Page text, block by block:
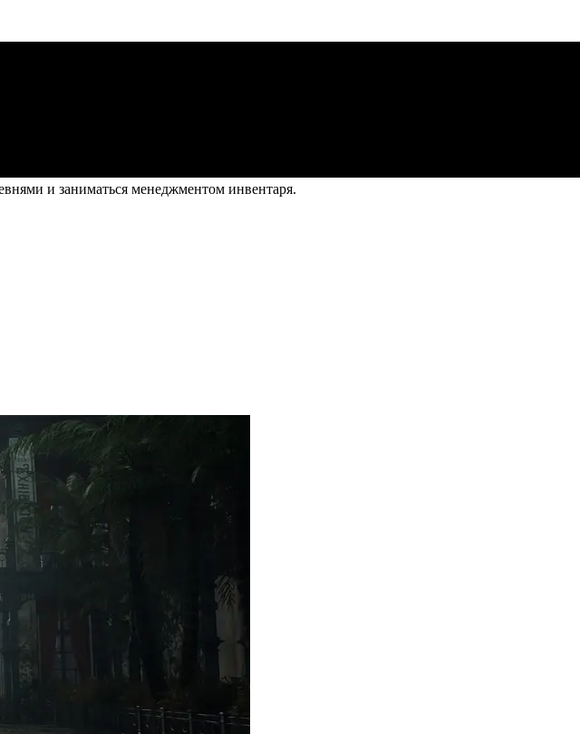
и заниматься менеджментом инвентаря.